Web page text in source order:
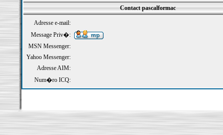
Contact pascalformac
Adresse e-mail:
Message Priv�:
MSN Messenger:
Yahoo Messenger:
Adresse AIM:
Num�ro ICQ: